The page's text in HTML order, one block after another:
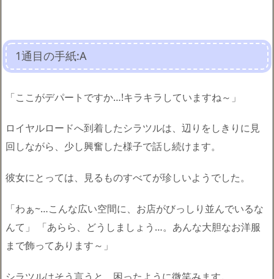
1通目の手紙:A
「ここがデパートですか…!キラキラしていますね～」
ロイヤルロードへ到着したシラツルは、辺りをしきりに見
回しながら、少し興奮した様子で話し続けます。
彼女にとっては、見るものすべてが珍しいようでした。
「わぁ~…こんな広い空間に、お店がびっしり並んでいるな
んて」 「あらら、どうしましょう…。あんな大胆なお洋服
まで飾ってあります～」